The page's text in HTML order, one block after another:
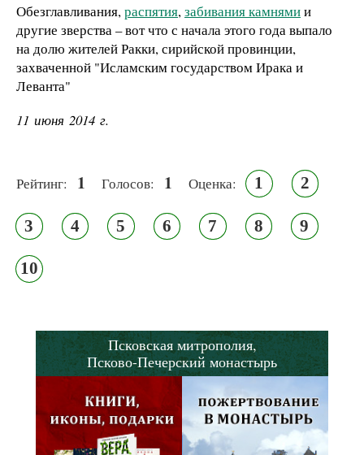
Обезглавливания,распятия,забивания камнямии
другие зверства – вот что с начала этого года выпало
на долю жителей Ракки, сирийской провинции,
захваченной "Исламским государством Ирака и
Леванта"
11 июня 2014 г.
Рейтинг: 1 Голосов: 1 Оценка: 1 2
3 4 5 6 7 8 9
10
Псковская митрополия,
Псково-Печерский монастырь